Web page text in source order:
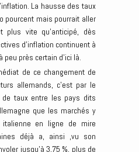
La hausse des taux
pourcent mais pourrait aller
plus vite qu’anticipé, dès
d’inflation continuent à
peu près certain d’ici là.
de ce changement de
allemands, c’est par le
taux entre les pays dits
que les marchés y
en ligne de mire
déjà a, ainsi ,vu son
jusqu’à 3,75 %, plus de